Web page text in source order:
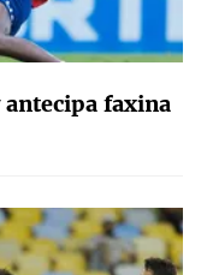
faxina